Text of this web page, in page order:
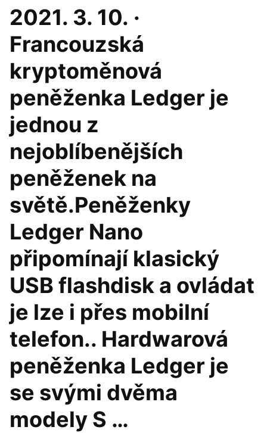
2021. 3. 10. ·
Francouzská
kryptoměnová
peněženka Ledger je
jednou z
nejoblíbenějších
peněženek na
světě.Peněženky
Ledger Nano
připomínají klasický
USB flashdisk a ovládat
je lze i přes mobilní
telefon.. Hardwarová
peněženka Ledger je
se svými dvěma
modely S …